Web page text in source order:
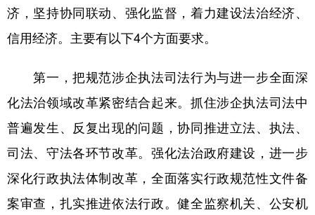
浙江 安徽 福建 江西
广东 广西 海南 重庆
四川 贵州 云南 西藏
济，坚持协同联动、强化监督，着力建设法治经济、
信用经济。主要有以下4个方面要求。
第一，把规范涉企执法司法行为与进一步全面深
化法治领域改革紧密结合起来。抓住涉企执法司法中
普遍发生、反复出现的问题，协同推进立法、执法、
司法、守法各环节改革。强化法治政府建设，进一步
深化行政执法体制改革，全面落实行政规范性文件备
案审查，扎实推进依法行政。健全监察机关、公安机